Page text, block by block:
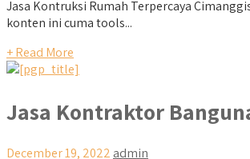
Jasa Kontruksi Rumah Terpercaya
konten ini cuma tools...
+ Read More
Jasa Kontraktor
December 19, 2022 admin